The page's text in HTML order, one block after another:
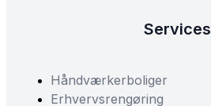
Services
Håndværkerboliger
Erhvervsrengøring